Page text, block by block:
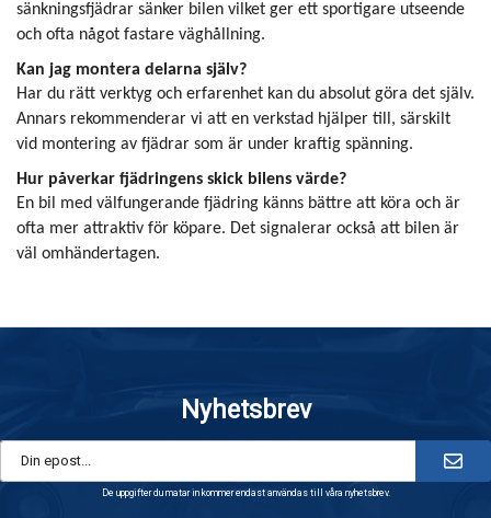
sänkningsfjädrar sänker bilen vilket ger ett sportigare utseende
och ofta något fastare väghållning.
Kan jag montera delarna själv?
Har du rätt verktyg och erfarenhet kan du absolut göra det själv.
Annars rekommenderar vi att en verkstad hjälper till, särskilt
vid montering av fjädrar som är under kraftig spänning.
Hur påverkar fjädringens skick bilens värde?
En bil med välfungerande fjädring känns bättre att köra och är
ofta mer attraktiv för köpare. Det signalerar också att bilen är
väl omhändertagen.
Nyhetsbrev
De uppgifter du matar in kommer endast användas till våra nyhetsbrev.